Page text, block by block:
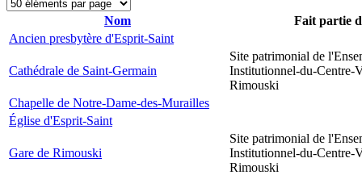
Nom
Fait partie
Ancien presbytère d'Esprit-Saint
Cathédrale de Saint-Germain
Site patrimonial de
Institutionnel-du-Centre-
Rimouski
Chapelle de Notre-Dame-des-Murailles
Église d'Esprit-Saint
Gare de Rimouski
Site patrimonial de
Institutionnel-du-Centre-
Rimouski